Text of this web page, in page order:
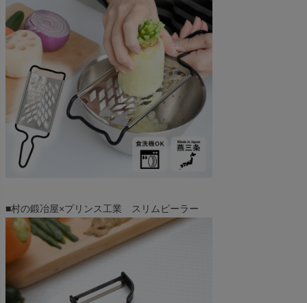
■村の鍛冶屋×プリンス工業 スリムピーラー